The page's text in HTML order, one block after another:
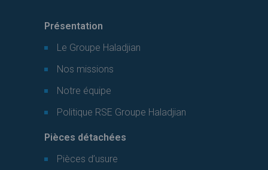
Présentation
Le Groupe Haladjian
Nos missions
Notre équipe
Politique RSE Groupe Haladjian
Pièces détachées
Pièces d’usure